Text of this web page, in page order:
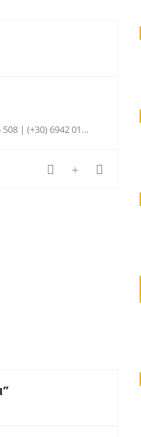
| (+30) 6942 015 510